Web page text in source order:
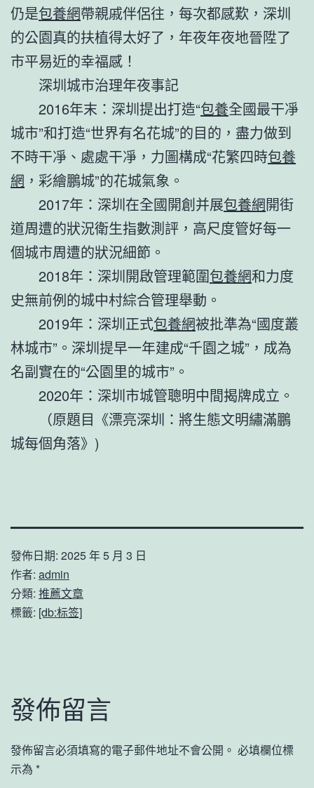
仍是包養網帶親戚伴侶往，每次都感歎，深圳
的公園真的扶植得太好了，年夜年夜地晉陞了
市平易近的幸福感！
深圳城市治理年夜事記
2016年末：深圳提出打造“包養全國最干凈
城市”和打造“世界有名花城”的目的，盡力做到
不時干凈、處處干凈，力圖構成“花繁四時包養
網 ，彩繪鵬城”的花城氣象。
2017年：深圳在全國開創并展包養網開街
道周遭的狀況衛生指數測評，高尺度管好每一
個城市周遭的狀況細節。
2018年：深圳開啟管理範圍包養網和力度
史無前例的城中村綜合管理舉動。
2019年：深圳正式包養網被批準為“國度叢
林城市”。深圳提早一年建成“千園之城”，成為
名副實在的“公園里的城市”。
2020年：深圳市城管聰明中間揭牌成立。
（原題目《漂亮深圳：將生態文明繡滿鵬
城每個角落》)
發佈日期: 2025 年 5 月 3 日
作者: admin
分類: 推薦文章
標籤: [db:标签]
發佈留言
發佈留言必須填寫的電子郵件地址不會公開。 必填欄位標
示為 *